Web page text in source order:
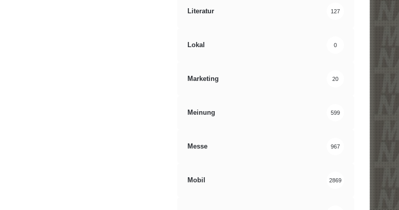
Literatur 127
Lokal 0
Marketing 20
Meinung 599
Messe 967
Mobil 2869